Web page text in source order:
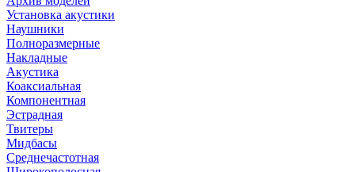
Установка акустики
Наушники
Полноразмерные
Накладные
Акустика
Коаксиальная
Компонентная
Эстрадная
Твитеры
Мидбасы
Среднечастотная